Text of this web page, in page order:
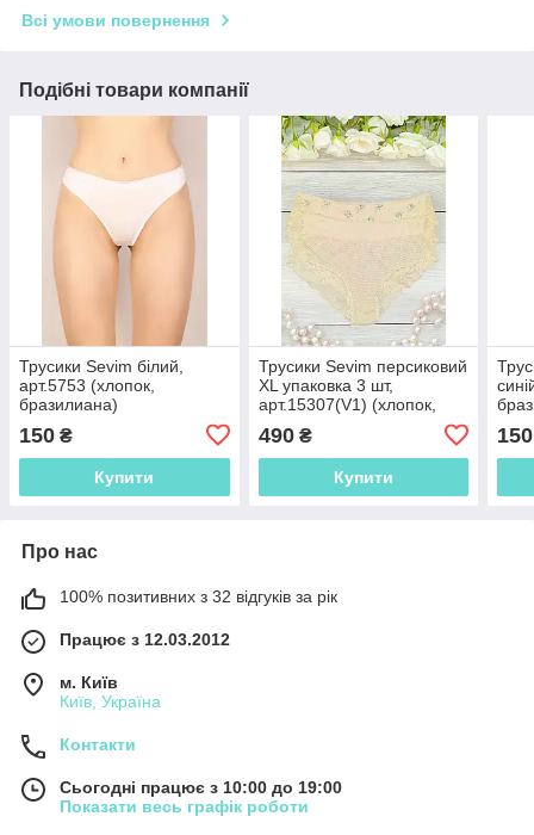
Всі умови повернення
Подібні товари компанії
Трусики Sevim білий,
арт.5753 (хлопок,
бразилиана)
150 ₴
Купити
Трусики Sevim персиковий
XL упаковка 3 шт,
арт.15307(V1) (хлопок,
490₴
Купити
150
Про нас
100% позитивних з 32 відгуків за рік
Працює з 12.03.2012
м. Київ
Київ, Україна
Контакти
Сьогодні працює з 10:00 до 19:00
Показати весь графік роботи